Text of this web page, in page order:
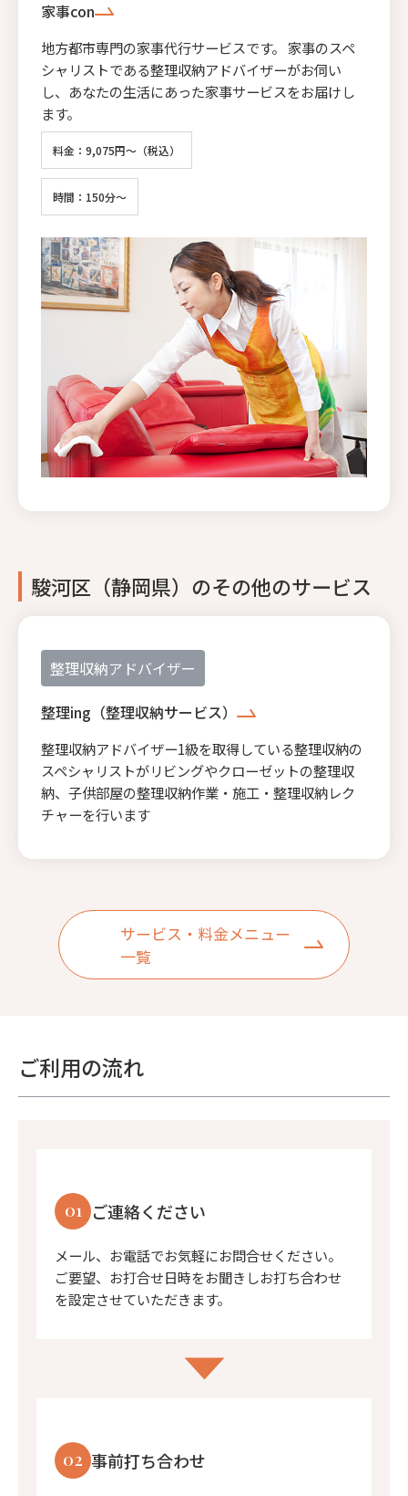
家事con
地方都市専門の家事代行サービスです。 家事のスペ
シャリストである整理収納アドバイザーがお伺い
し、あなたの生活にあった家事サービスをお届けし
ます。
料金：9,075円～（税込）
時間：150分～
駿河区（静岡県）のその他のサービス
整理収納アドバイザー
整理ing（整理収納サービス）
整理収納アドバイザー1級を取得している整理収納の
スペシャリストがリビングやクローゼットの整理収
納、子供部屋の整理収納作業・施工・整理収納レク
チャーを行います
サービス・料金メニュー
一覧
ご利用の流れ
01 ご連絡ください
メール、お電話でお気軽にお問合せください。
ご要望、お打合せ日時をお聞きしお打ち合わせ
を設定させていただきます。
02 事前打ち合わせ